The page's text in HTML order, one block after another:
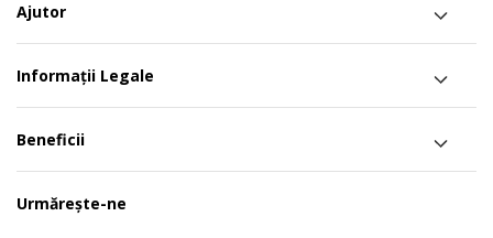
Ajutor
Informații Legale
Beneficii
Urmărește-ne